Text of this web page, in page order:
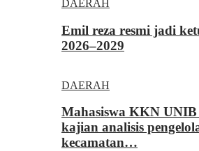
DAERAH
Emil reza resmi jadi
2026–2029
DAERAH
Mahasiswa KKN
kajian analisis
kecamatan…